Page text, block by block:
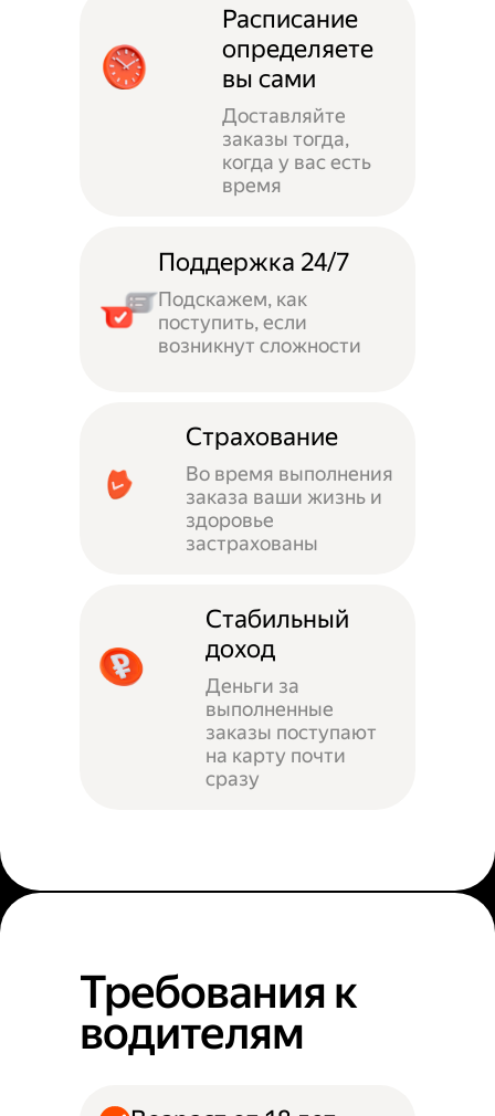
Расписание
определяете
вы сами
Доставляйте
заказы тогда,
когда у вас есть
время
Поддержка 24/7
Подскажем, как
поступить, если
возникнут сложности
Страхование
Во время выполнения
заказа ваши жизнь и
здоровье
застрахованы
Стабильный
доход
Деньги за
выполненные
заказы поступают
на карту почти
сразу
Требования к
водителям